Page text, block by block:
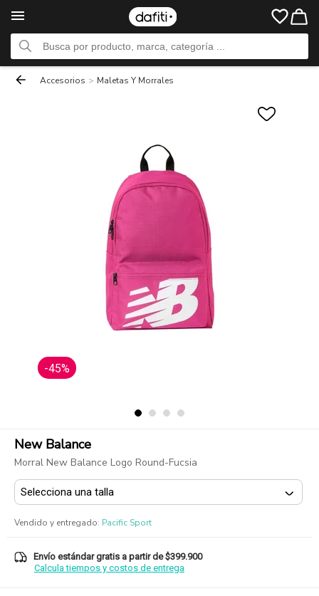
Accesorios > Maletas Y Morrales
-45%
New Balance
Morral New Balance Logo Round-Fucsia
Vendido y entregado: Pacific Sport
Envío estándar gratis a partir de $399.900
Calcula tiempos y costos de entrega